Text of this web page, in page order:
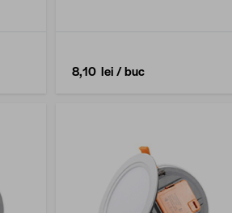
8,10 lei/ buc